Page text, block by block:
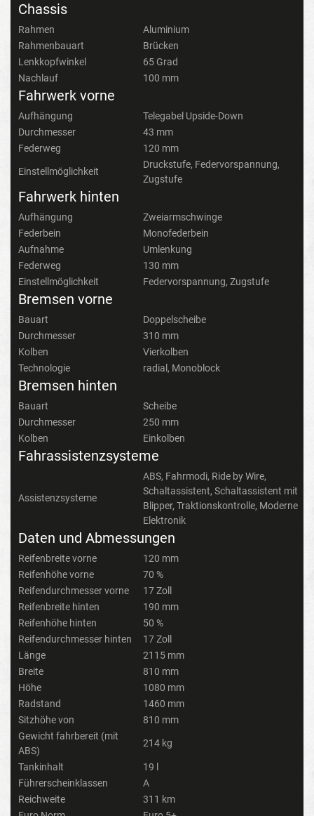
Chassis
Rahmen
Aluminium
Rahmenbauart
Brücken
Lenkkopfwinkel
65 Grad
Nachlauf
100 mm
Fahrwerk vorne
Aufhängung
Telegabel Upside-Down
Durchmesser
43 mm
Federweg
120 mm
Einstellmöglichkeit
Druckstufe, Federvorspannung,
Zugstufe
Fahrwerk hinten
Aufhängung
Zweiarmschwinge
Federbein
Monofederbein
Aufnahme
Umlenkung
Federweg
130 mm
Einstellmöglichkeit
Federvorspannung, Zugstufe
Bremsen vorne
Bauart
Doppelscheibe
Durchmesser
310 mm
Kolben
Vierkolben
Technologie
radial, Monoblock
Bremsen hinten
Bauart
Scheibe
Durchmesser
250 mm
Kolben
Einkolben
Fahrassistenzsysteme
Assistenzsysteme
ABS, Fahrmodi, Ride by Wire,
Schaltassistent, Schaltassistent mit
Blipper, Traktionskontrolle, Moderne
Elektronik
Daten und Abmessungen
Reifenbreite vorne
120 mm
Reifenhöhe vorne
70 %
Reifendurchmesser vorne
17 Zoll
Reifenbreite hinten
190 mm
Reifenhöhe hinten
50 %
Reifendurchmesser hinten
17 Zoll
Länge
2115 mm
Breite
810 mm
Höhe
1080 mm
Radstand
1460 mm
Sitzhöhe von
810 mm
Gewicht fahrbereit (mit
ABS)
214 kg
Tankinhalt
19 l
Führerscheinklassen
A
Reichweite
311 km